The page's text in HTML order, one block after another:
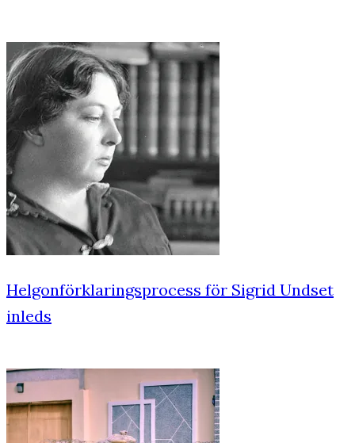
Helgonförklaringsprocess för Sigrid Undset
inleds